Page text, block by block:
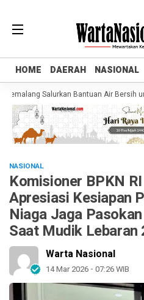
HOME DAERAH NASIONAL
HOME DAERAH NASIONAL
Salurkan Bantuan Air Bersih
NASIONAL
Komisioner BPKN
Apresiasi Kesiapan
Niaga Jaga
Saat Mudik Lebaran
Warta Nasional
14 Mar 2026 - 07:26 WIB